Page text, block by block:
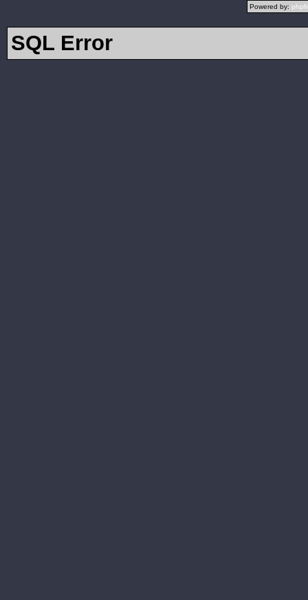
Powered by:
SQL Error